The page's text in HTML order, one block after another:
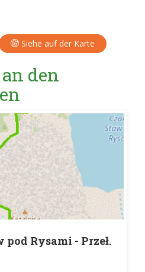
Siehe auf der Karte
den
pod Rysami - Przeł.